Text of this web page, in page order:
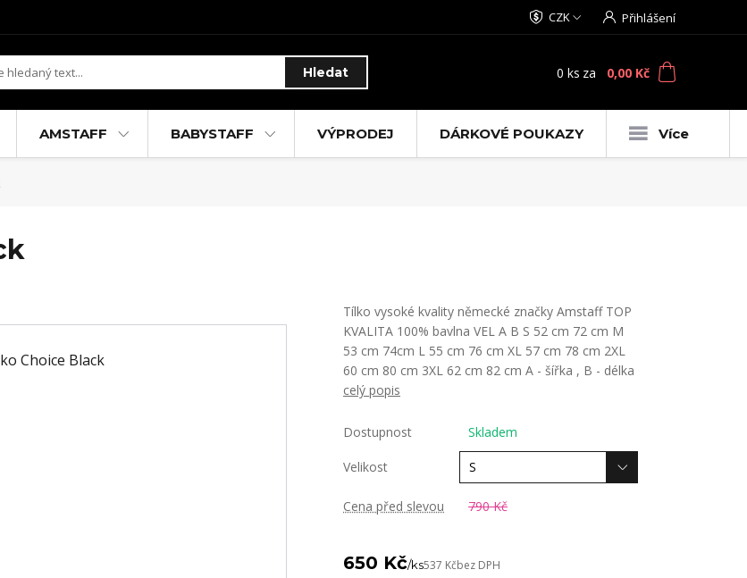
CZK Přihlášení
Hledat 0 ks za 0,00 Kč
AMSTAFF BABYSTAFF VÝPRODEJ DÁRKOVÉ POUKAZY Více
Tílko vysoké kvality německé značky Amstaff TOP
KVALITA 100% bavlna VEL A B S 52 cm 72 cm M
53 cm 74cm L 55 cm 76 cm XL 57 cm 78 cm 2XL
60 cm 80 cm 3XL 62 cm 82 cm A - šířka , B - délka
celý popis
Dostupnost Skladem
Velikost
Cena před slevou 790 Kč
650 Kč/ks537 Kčbez DPH